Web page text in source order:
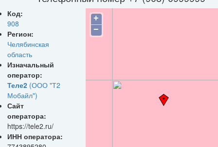
Код:
908
Регион:
Челябинская
область
Изначальный
оператор:
Теле2 (ООО "Т2
Мобайл")
Сайт
оператора:
https://tele2.ru/
ИНН оператора:
+
−